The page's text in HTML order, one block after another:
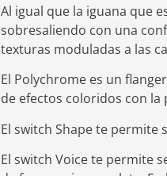
Al igual que la iguana que
sobresaliendo con una
texturas moduladas a las
El Polychrome es un
de efectos coloridos con la
El switch Shape te permite
El switch Voice te permite